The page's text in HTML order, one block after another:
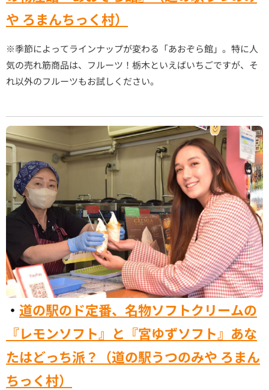
や ろまんちっく村）
※季節によってラインナップが変わる「あおぞら館」。特に人
気の売れ筋商品は、フルーツ！栃木といえばいちごですが、そ
れ以外のフルーツもお試しください。
・ 道の駅のド定番、名物ソフトクリームの
『レモンソフト』と『宮ゆずソフト』あな
たはどっち派？（道の駅うつのみや ろまん
ちっく村）